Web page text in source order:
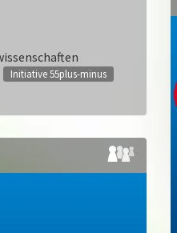
Initiative 55plus-minus